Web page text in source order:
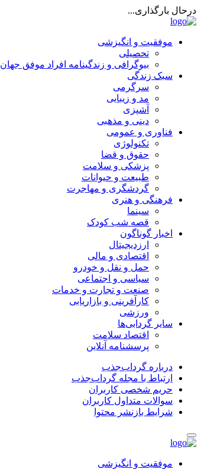
درحال بارگذاری...
موفقیت و انگیزشی
تحصیلی
بیوگرافی و زندگینامه افراد موفق جهان
سبک زندگی
سرگرمی
مد و زیبایی
آشپزی
دینی و مذهبی
فناوری و عمومی
تکنولوژی
حقوق و قضا
پزشکی و سلامت
طبیعت و حیوانات
گردشگری و مهاجرت
فرهنگی و هنری
سینما
قصه شب کودک
اخبار گوناگون
ارزدیجیتال
اقتصادی و مالی
حمل و نقل و خودرو
سیاسی و اجتماعی
صنعت و تجارت و خدمات
کارآفرینی و بازاریابی
ورزشی
سایر گردابی‌ها
اقتصاد سلامت
پرسشنامه آنلاین
درباره گرداب‌جذب
ارتباط با مجله گرداب‌جذب
حریم شخصی کاربران
سوالات متداول کاربران
شرایط بازنشر محتوا
موفقیت و انگیزشی